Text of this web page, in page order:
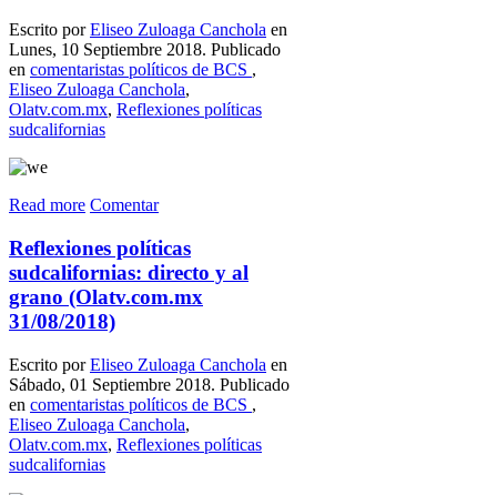
Escrito porEliseo Zuloaga Canchola en
Lunes, 10 Septiembre 2018. Publicado
en comentaristas políticos de BCS ,
Eliseo Zuloaga Canchola,
Olatv.com.mx, Reflexiones políticas
sudcalifornias
Read more Comentar
Reflexiones políticas
sudcalifornias: directo y al
grano (Olatv.com.mx
31/08/2018)
Escrito porEliseo Zuloaga Canchola en
Sábado, 01 Septiembre 2018. Publicado
en comentaristas políticos de BCS ,
Eliseo Zuloaga Canchola,
Olatv.com.mx, Reflexiones políticas
sudcalifornias